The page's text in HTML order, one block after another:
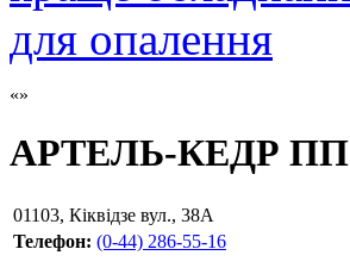
АРТЕЛЬ-КЕДР ПП
01103, Кіквідзе вул., 38А
Телефон: (0-44) 286-55-16